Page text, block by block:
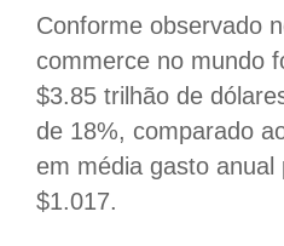
Conforme observado
commerce no mundo
$3.85 trilhão de
de 18%, comparado
em média gasto anual
$1.017.